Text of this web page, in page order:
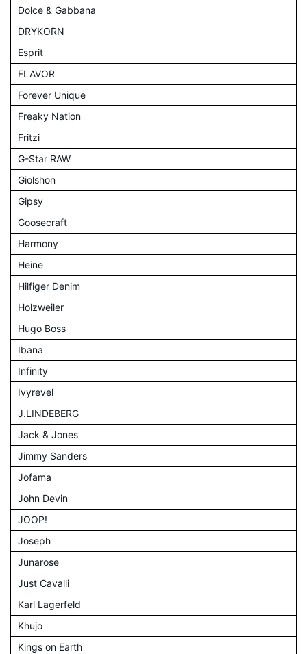
Dolce & Gabbana
DRYKORN
Esprit
FLAVOR
Forever Unique
Freaky Nation
Fritzi
G-Star RAW
Giolshon
Gipsy
Goosecraft
Harmony
Heine
Hilfiger Denim
Holzweiler
Hugo Boss
Ibana
Infinity
Ivyrevel
J.LINDEBERG
Jack & Jones
Jimmy Sanders
Jofama
John Devin
JOOP!
Joseph
Junarose
Just Cavalli
Karl Lagerfeld
Khujo
Kings on Earth